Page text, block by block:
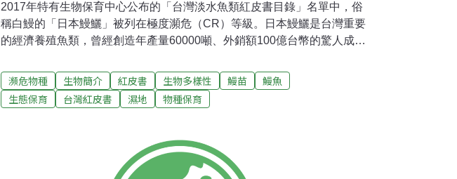
2017年特有生物保育中心公布的「台灣淡水魚類紅皮書目錄」名單中，俗
稱白鰻的「日本鰻鱺」被列在極度瀕危（CR）等級。日本鰻鱺是台灣重要
的經濟養殖魚類，曾經創造年產量60000噸、外銷額100億台幣的驚人成
鰻鱺的數量正急速下降。市場需求大 日本鰻鱺經濟價值高日本鰻鱺肉質
軟、味道佳，抗病力強且成長速度快，在鰻魚市場上最受歡迎。而日本正
是最大的消費國，佔了全球總量的6成。日本鰻鱺富含油脂的特性，最適合
益。然而，餐桌上那片烤得色香味俱全的蒲燒鰻魚，其實得來不易。日本
鰻鱺的一生從太平洋馬里亞納島西側海域開始，一路順著洋流漂到台、
日、中、韓沿海河口，進入陸地河川成長，過程嚴峻且漫長。此外，日本
瀕危物種 生物簡介 紅皮書 生物多樣性 鰻苗
鰻魚
生態保育
台灣紅皮書 濕地 物種保育